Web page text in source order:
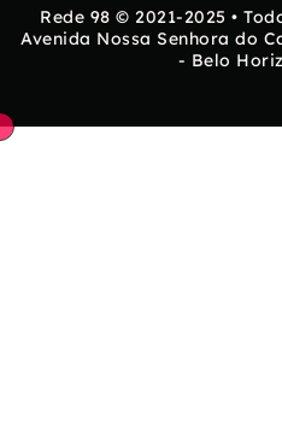
Rede 98 © 2021-2025 •
Avenida Nossa Senhora do
- Belo